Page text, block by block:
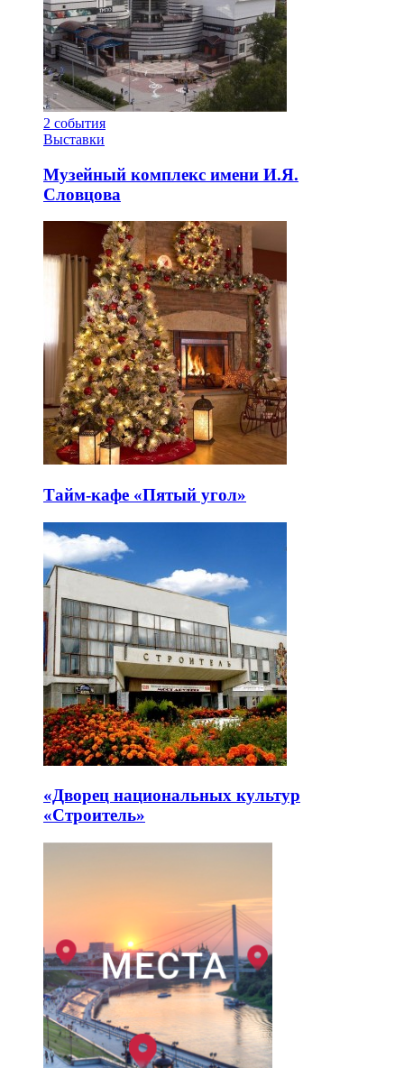
2 события
Выставки
Музейный комплекс имени И.Я.
Словцова
Тайм-кафе «Пятый угол»
«Дворец национальных культур
«Строитель»